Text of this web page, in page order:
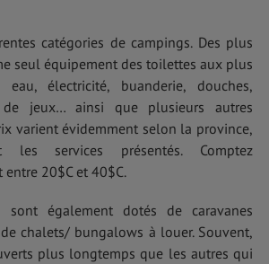
catégories de campings. Des plus
seul équipement des toilettes aux plus
eau, électricité, buanderie, douches,
de jeux… ainsi que plusieurs autres
varient évidemment selon la province,
les services présentés. Comptez
20$C et 40$C.
sont également dotés de caravanes
chalets/ bungalows à louer. Souvent,
plus longtemps que les autres qui